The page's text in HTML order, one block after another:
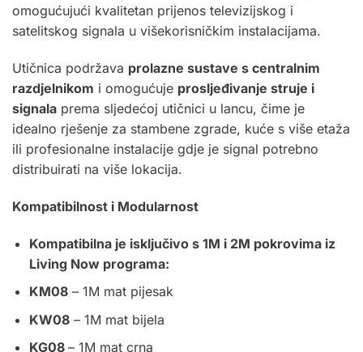
omogućujući kvalitetan prijenos televizijskog i
satelitskog signala u višekorisničkim instalacijama.
Utičnica podržava prolazne sustave s centralnim
razdjelnikom i omogućuje prosljeđivanje struje i
signala prema sljedećoj utičnici u lancu, čime je
idealno rješenje za stambene zgrade, kuće s više etaža
ili profesionalne instalacije gdje je signal potrebno
distribuirati na više lokacija.
Kompatibilnost i Modularnost
Kompatibilna je isključivo s 1M i 2M pokrovima iz
Living Now programa:
KM08– 1M mat pijesak
KW08– 1M mat bijela
KG08 – 1M mat crna